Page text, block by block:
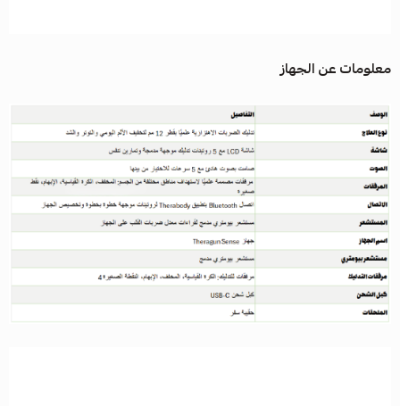
معلومات عن الجهاز